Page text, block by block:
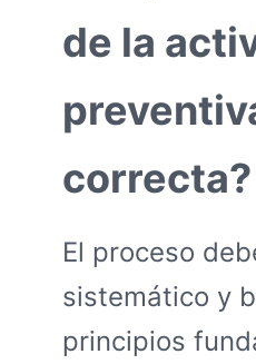
de la
correcta?
El proceso
sistemático y
principios